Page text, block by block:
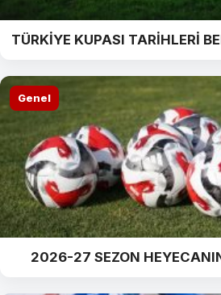
TÜRKİYE KUPASI TARİHLERİ
Genel
2026-27 SEZON